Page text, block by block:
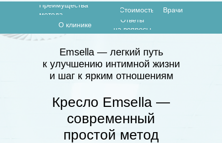
Кресло Emsella —
современный
простой метод
Emsella — легкий путь
к улучшению интимной жизни
и шаг к ярким отношениям
Преимущества
метода
Стоимость
Врачи
Ответы
на вопросы
О клинике